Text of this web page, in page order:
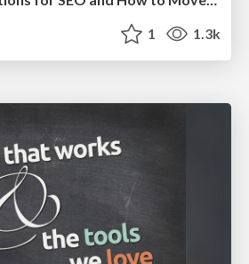
1 1.3k